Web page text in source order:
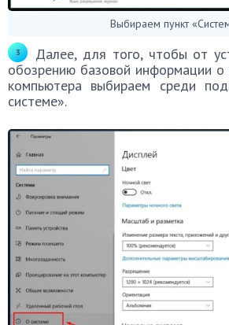
Выбираем пункт
Далее, для того, чтобы от
обозрению базовой информации о
компьютера выбираем среди
системе».